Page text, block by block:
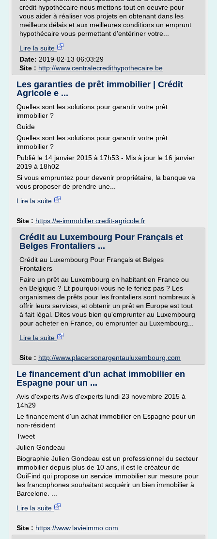
crédit hypothécaire nous mettons tout en oeuvre pour
vous aider à réaliser vos projets en obtenant dans les
meilleurs délais et aux meilleures conditions un emprunt
hypothécaire vous permettant d'entériner votre...
Lire la suite
Date: 2019-02-13 06:03:29
Site : http://www.centralecredithypothecaire.be
Les garanties de prêt immobilier | Crédit
Agricole e ...
Quelles sont les solutions pour garantir votre prêt
immobilier ?
Guide
Quelles sont les solutions pour garantir votre prêt
immobilier ?
Publié le 14 janvier 2015 à 17h53 - Mis à jour le 16 janvier
2019 à 18h02
Si vous empruntez pour devenir propriétaire, la banque va
vous proposer de prendre une...
Lire la suite
Site : https://e-immobilier.credit-agricole.fr
Crédit au Luxembourg Pour Français et
Belges Frontaliers ...
Crédit au Luxembourg Pour Français et Belges
Frontaliers
Faire un prêt au Luxembourg en habitant en France ou
en Belgique ? Et pourquoi vous ne le feriez pas ? Les
organismes de prêts pour les frontaliers sont nombreux à
offrir leurs services, et obtenir un prêt en Europe est tout
à fait légal. Dites vous bien qu'emprunter au Luxembourg
pour acheter en France, ou emprunter au Luxembourg...
Lire la suite
Site : http://www.placersonargentauluxembourg.com
Le financement d'un achat immobilier en
Espagne pour un ...
Avis d'experts Avis d'experts lundi 23 novembre 2015 à
14h29
Le financement d'un achat immobilier en Espagne pour un
non-résident
Tweet
Julien Gondeau
Biographie Julien Gondeau est un professionnel du secteur
immobilier depuis plus de 10 ans, il est le créateur de
OuiFind qui propose un service immobilier sur mesure pour
les francophones souhaitant acquérir un bien immobilier à
Barcelone. ...
Lire la suite
Site : https://www.lavieimmo.com